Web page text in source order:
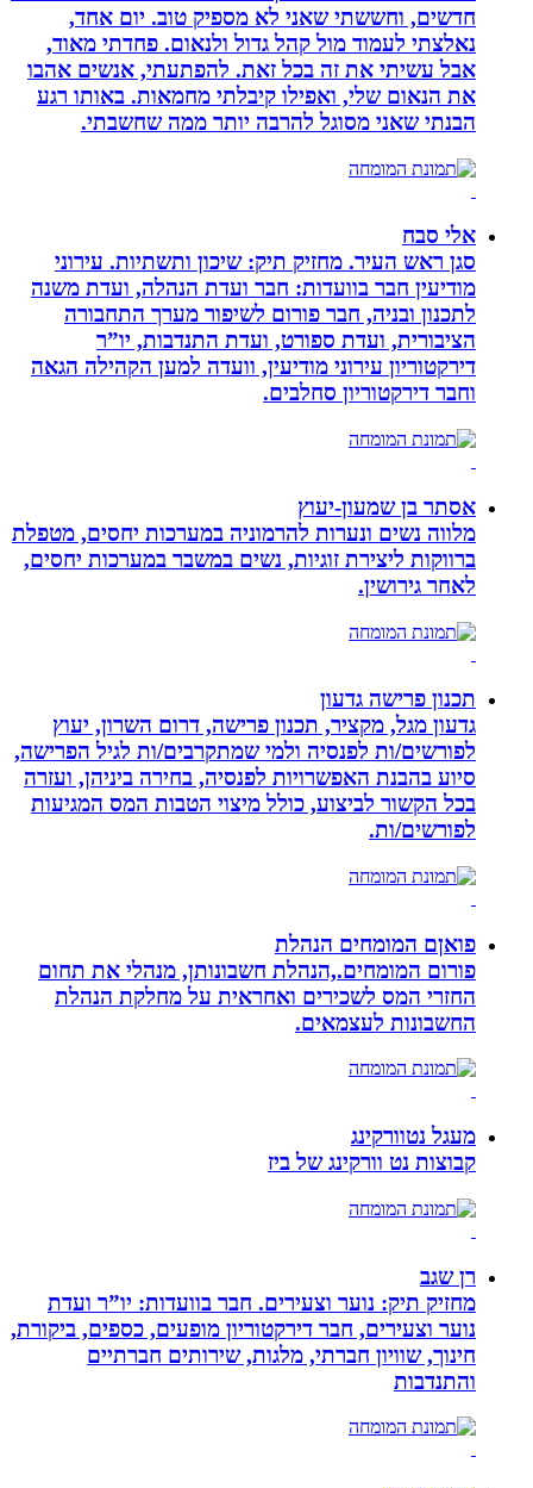
חדשים, וחששתי שאני לא מספיק טוב. יום אחד,
נאלצתי לעמוד מול קהל גדול ולנאום. פחדתי מאוד,
אבל עשיתי את זה בכל זאת. להפתעתי, אנשים אהבו
את הנאום שלי, ואפילו קיבלתי מחמאות. באותו רגע
הבנתי שאני מסוגל להרבה יותר ממה שחשבתי.
אלי סבח
סגן ראש העיר. מחזיק תיק: שיכון ותשתיות. עירוני
מודיעין חבר בוועדות: חבר ועדת הנהלה, ועדת משנה
לתכנון ובניה, חבר פורום לשיפור מערך התחבורה
הציבורית, ועדת ספורט, ועדת התנדבות, יו”ר
דירקטוריון עירוני מודיעין, וועדה למען הקהילה הגאה
וחבר דירקטוריון סחלבים.
אסתר בן שמעון-יעוץ
מלווה נשים ונערות להרמוניה במערכות יחסים, מטפלת
ברווקות ליצירת זוגיות, נשים במשבר במערכות יחסים,
לאחר גירושין.
תכנון פרישה גדעון
גדעון מגל, מקציר, תכנון פרישה, דרום השרון, יעוץ
לפורשים/ות לפנסיה ולמי שמתקרבים/ות לגיל הפרישה,
סיוע בהבנת האפשרויות לפנסיה, בחירה ביניהן, ועזרה
בכל הקשור לביצוע, כולל מיצוי הטבות המס המגיעות
לפורשים/ות.
פואןם המומחים הנהלת
פורום המומחים.,הנהלת חשבונותן, מנהלי את תחום
החזרי המס לשכירים ואחראית על מחלקת הנהלת
החשבונות לעצמאים.
מעגל נטוורקינג
קבוצות נט וורקינג של ביז
רן שגב
מחזיק תיק: נוער וצעירים. חבר בוועדות: יו”ר ועדת
נוער וצעירים, חבר דירקטוריון מופעים, כספים, ביקורת,
חינוך, שוויון חברתי, מלגות, שירותים חברתיים
והתנדבות